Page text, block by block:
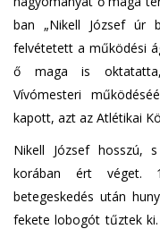
ban „Nikell József úr
felvétetett a működési
ő maga is oktatatta,
Vívómesteri
kapott, azt az Atlétikai
Nikell József hosszú,
korában ért véget.
betegeskedés után
fekete lobogót tűztek